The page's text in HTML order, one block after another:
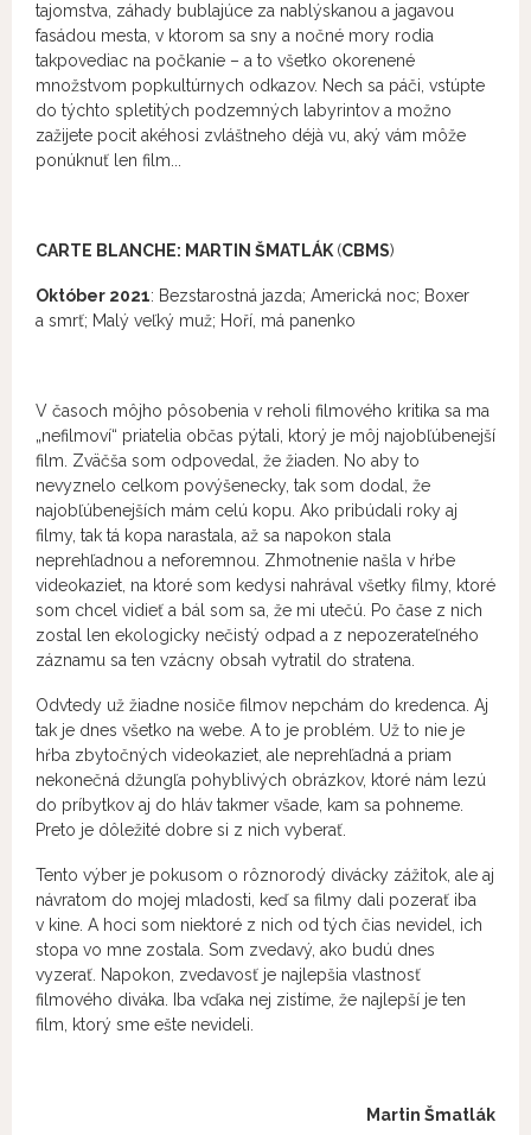
tajomstva, záhady bublajúce za nablýskanou a jagavou
fasádou mesta, v ktorom sa sny a nočné mory rodia
takpovediac na počkanie – a to všetko okorenené
množstvom popkultúrnych odkazov. Nech sa páči, vstúpte
do týchto spletitých podzemných labyrintov a možno
zažijete pocit akéhosi zvláštneho déjà vu, aký vám môže
ponúknuť len film...
CARTE BLANCHE: MARTIN ŠMATLÁK (CBMS)
Október 2021: Bezstarostná jazda; Americká noc; Boxer
a smrť; Malý veľký muž; Hoří, má panenko
V časoch môjho pôsobenia v reholi filmového kritika sa ma
„nefilmoví“ priatelia občas pýtali, ktorý je môj najobľúbenejší
film. Zväčša som odpovedal, že žiaden. No aby to
nevyznelo celkom povýšenecky, tak som dodal, že
najobľúbenejších mám celú kopu. Ako pribúdali roky aj
filmy, tak tá kopa narastala, až sa napokon stala
neprehľadnou a neforemnou. Zhmotnenie našla v hŕbe
videokaziet, na ktoré som kedysi nahrával všetky filmy, ktoré
som chcel vidieť a bál som sa, že mi utečú. Po čase z nich
zostal len ekologicky nečistý odpad a z nepozerateľného
záznamu sa ten vzácny obsah vytratil do stratena.
Odvtedy už žiadne nosiče filmov nepchám do kredenca. Aj
tak je dnes všetko na webe. A to je problém. Už to nie je
hŕba zbytočných videokaziet, ale neprehľadná a priam
nekonečná džungľa pohyblivých obrázkov, ktoré nám lezú
do príbytkov aj do hláv takmer všade, kam sa pohneme.
Preto je dôležité dobre si z nich vyberať.
Tento výber je pokusom o rôznorodý divácky zážitok, ale aj
návratom do mojej mladosti, keď sa filmy dali pozerať iba
v kine. A hoci som niektoré z nich od tých čias nevidel, ich
stopa vo mne zostala. Som zvedavý, ako budú dnes
vyzerať. Napokon, zvedavosť je najlepšia vlastnosť
filmového diváka. Iba vďaka nej zistíme, že najlepší je ten
film, ktorý sme ešte nevideli.
Martin Šmatlák